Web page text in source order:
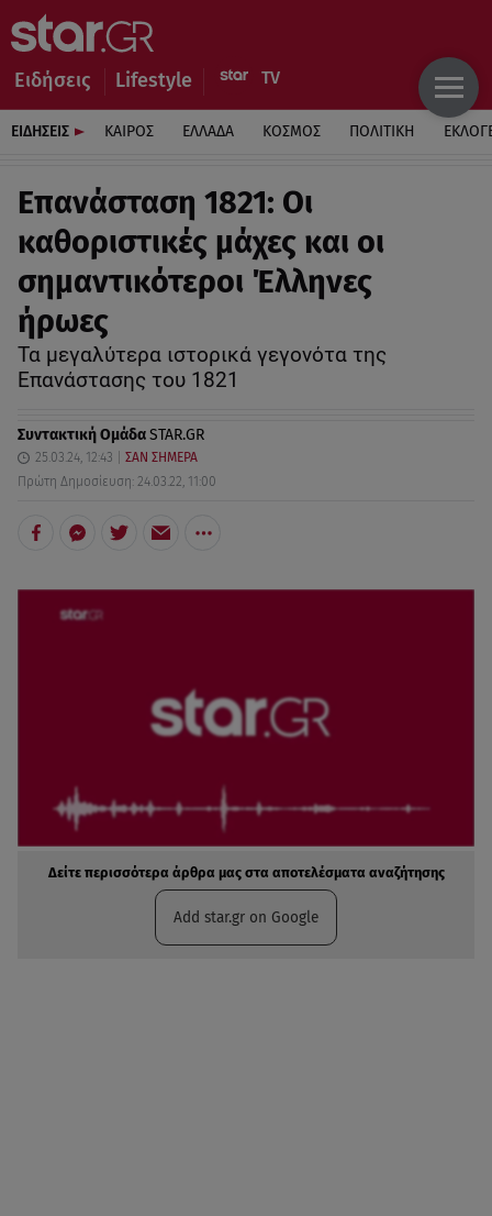
Ειδήσεις Lifestyle
ΕΙΔΗΣΕΙΣ ΚΑΙΡΟΣ ΕΛΛΑΔΑ ΚΟΣΜΟΣ ΠΟΛΙΤΙΚΗ
Επανάσταση 1821: Οι
καθοριστικές μάχες και οι
σημαντικότεροι Έλληνες
ήρωες
Τα μεγαλύτερα ιστορικά γεγονότα της
Επανάστασης του 1821
Συντακτική ΟμάδαSTAR.GR
25.03.24, 12:43
ΣΑΝ ΣΗΜΕΡΑ
Πρώτη Δημοσίευση: 24.03.22, 11:00
Δείτε περισσότερα άρθρα μας στα αποτελέσματα αναζήτησης
Add star.gr on Google